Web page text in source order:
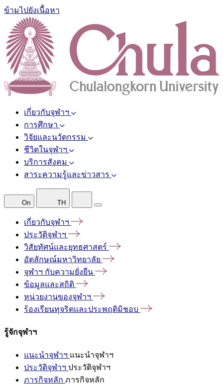
ข้ามไปยังเนื้อหา
เกี่ยวกับจุฬาฯ
การศึกษา
วิจัยและนวัตกรรม
ชีวิตในจุฬาฯ
บริการสังคม
สาระความรู้และข่าวสาร
On TH
เกี่ยวกับจุฬาฯ
ประวัติจุฬาฯ
วิสัยทัศน์และยุทธศาสตร์
อัตลักษณ์มหาวิทยาลัย
จุฬาฯ กับความยั่งยืน
ข้อมูลและสถิติ
หน่วยงานของจุฬาฯ
ร้องเรียนทุจริตและประพฤติมิชอบ
รู้จักจุฬาฯ
แนะนำจุฬาฯ แนะนำจุฬาฯ
ประวัติจุฬาฯ ประวัติจุฬาฯ
ภารกิจหลัก ภารกิจหลัก